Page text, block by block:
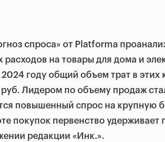
спроса» от Platforma
расходов на товары для дома и
году общий объем трат в этих
Лидером по объему продаж
повышенный спрос на крупную
покупок первенство удерживает
редакции «Инк.».